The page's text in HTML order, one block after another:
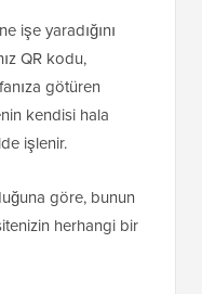
işe yaradığını
QR kodu,
götüren
kendisi hala
işlenir.
göre, bunun
herhangi bir